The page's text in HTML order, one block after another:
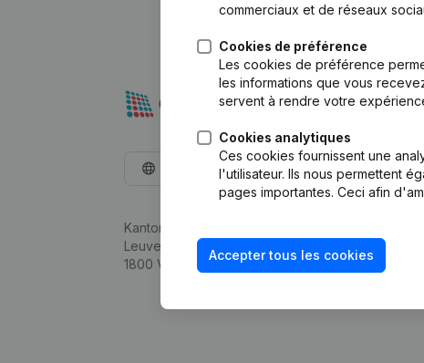
commerciaux et de réseaux
Cookies de préférence
Les cookies de préférence
les informations que vous
servent à rendre votre
Cookies analytiques
Ces cookies fournissent une
l'utilisateur. Ils nous permettent
pages importantes. Ceci afin
Accepter tous les cookies
Français
Kantorenpark Everest
Leuvensesteenweg 248D,
1800 Vilvoorde